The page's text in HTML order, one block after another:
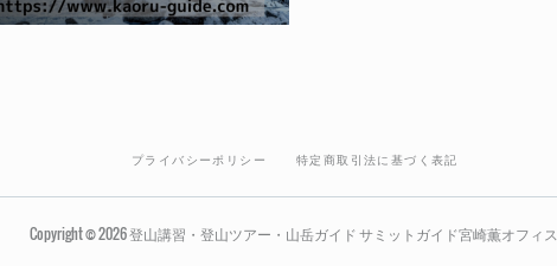
プライバシーポリシー 特定商取引法に基づく表記
Copyright ©2026登山講習・登山ツアー・山岳ガイド サミットガイド宮崎薫オフィス